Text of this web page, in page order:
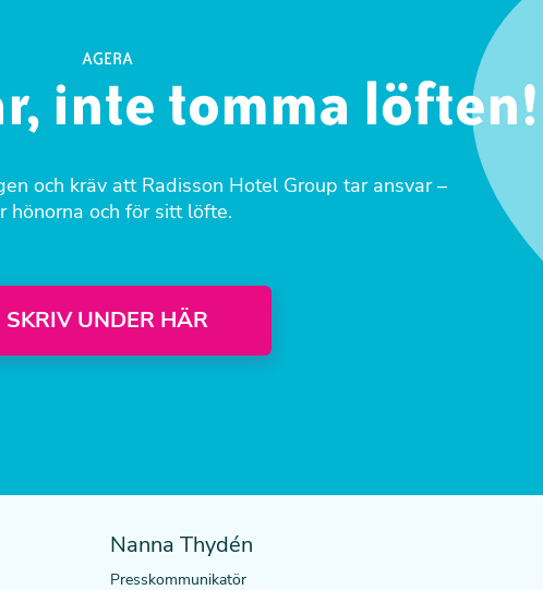
AGERA
inte tomma löften!
och kräv att Radisson Hotel Group tar ansvar –
hönorna och för sitt löfte.
SKRIV UNDER HÄR
Nanna Thydén
Presskommunikatör